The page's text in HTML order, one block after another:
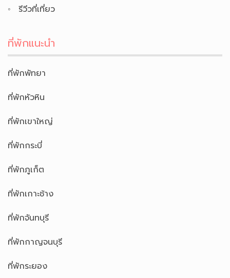
รีวีวที่เที่ยว
ที่พักแนะนำ
ที่พักพัทยา
ที่พักหัวหิน
ที่พักเขาใหญ่
ที่พักกระบี่
ที่พักภูเก็ต
ที่พักเกาะช้าง
ที่พักจันทบุรี
ที่พักกาญจนบุรี
ที่พักระยอง